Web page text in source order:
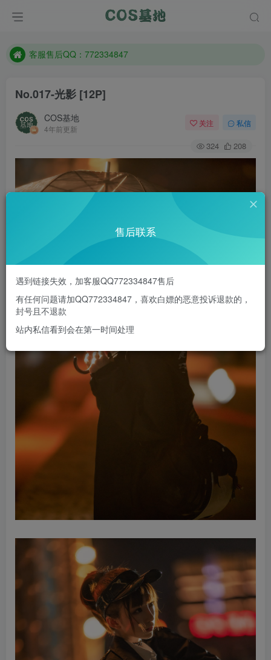
防失联：百度搜索《一七天佳》，实时查看最新站点。
遇到任何问题加客服QQ：772334847
No.017-光影 [12P]
COS基地
4年前更新
关注 私信
324 208
售后联系
遇到链接失效，加客服QQ772334847售后
有任何问题请加QQ772334847，喜欢白嫖的恶意投诉退款的，
封号且不退款
站内私信看到会在第一时间处理